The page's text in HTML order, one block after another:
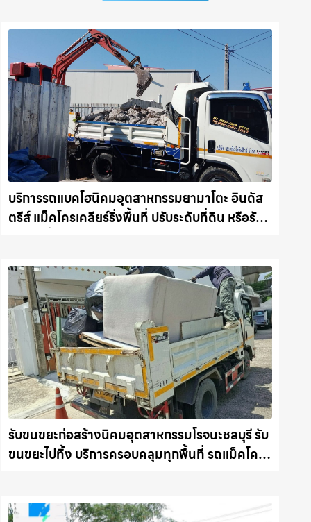
บริการรถแบคโฮนิคมอุตสาหกรรมยามาโตะ อินดัส
ตรีส์ แม็คโครเคลียร์ริ่งพื้นที่ ปรับระดับที่ดิน หรือรับ
รับขนขยะก่อสร้างนิคมอุตสาหกรรมโรจนะชลบุรี รับ
ขนขยะไปทิ้ง บริการครอบคลุมทุกพื้นที่ รถแม็คโคร